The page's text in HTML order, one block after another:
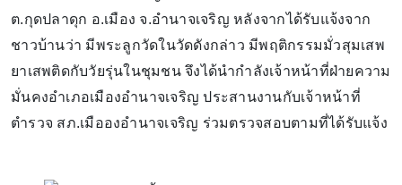
ต.กุดปลาดุก อ.เมือง จ.อำนาจเจริญ หลังจากได้รับแจ้งจาก
ชาวบ้านว่า มีพระลูกวัดในวัดดังกล่าว มีพฤติกรรมมั่วสุมเสพ
ยาเสพติดกับวัยรุ่นในชุมชน จึงได้นำกำลังเจ้าหน้าที่ฝ่ายความ
มั่นคงอำเภอเมืองอำนาจเจริญ ประสานงานกับเจ้าหน้าที่
ตำรวจ สภ.เมือองอำนาจเจริญ​ ร่วมตรวจสอบตามที่ได้รับแจ้ง